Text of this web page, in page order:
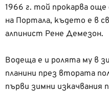
1966 г. той прокарва
на Портала, където е в
алпинист Рене Демезон.
Водеща е и ролята му в
планини през втората
първи зимни изкачвания